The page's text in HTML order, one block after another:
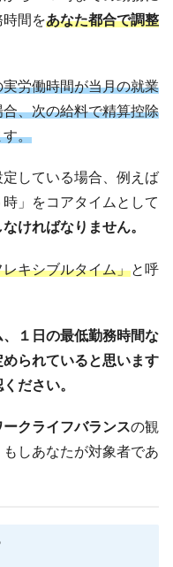
時間をあなた都合で調整
実労働時間が当月の就業
、次の給料で精算控除
す。
定している場合、例えば
」をコアタイムとして
ければなりません。
レキシブルタイム」と呼
１日の最低勤務時間な
られていると思います
ださい。
ークライフバランスの観
しあなたが対象者であ